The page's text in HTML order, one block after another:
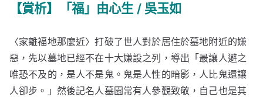
【賞析】「福」由心生 / 吳玉如
〈家離福地那麼近〉打破了世人對於居住於墓地附近的嫌
惡，先以墓地已經不在十大嫌設之列，導出「最讓人避之
唯恐不及的，是人不是鬼。鬼是人性的暗影，人比鬼還讓
人卻步。」然後記名人墓園常有人參觀致敬，自己也是其